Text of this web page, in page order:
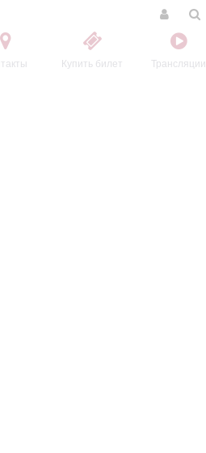
Купить билет Трансляции